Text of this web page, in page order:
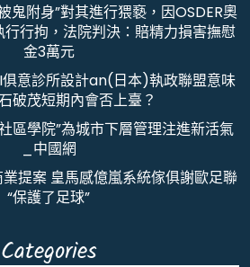
鬼附身”對其進行猥褻，因OSDER奧
行拘，法院判決：賠精力損害撫慰
金3萬元
意診所設計an(日本)執政聯盟意味
破茂短期內會否上臺？
區學院”為城市下層管理注進新活氣
_中國網
提案 皇馬感億嵐系統傢俱謝歐足聯
“保護了足球”
Categories